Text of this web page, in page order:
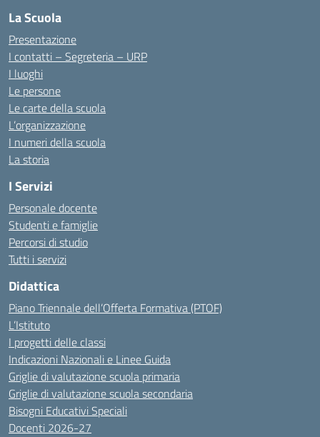
La Scuola
Presentazione
I contatti – Segreteria – URP
I luoghi
Le persone
Le carte della scuola
L’organizzazione
I numeri della scuola
La storia
I Servizi
Personale docente
Studenti e famiglie
Percorsi di studio
Tutti i servizi
Didattica
Piano Triennale dell’Offerta Formativa (PTOF)
L’Istituto
I progetti delle classi
Indicazioni Nazionali e Linee Guida
Griglie di valutazione scuola primaria
Griglie di valutazione scuola secondaria
Bisogni Educativi Speciali
Docenti 2026-27